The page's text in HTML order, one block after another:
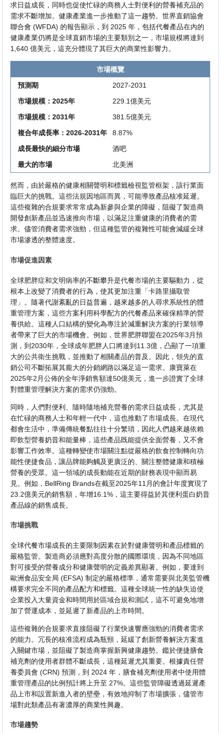
求日益成長，同時也促使忙碌的商務人士對便利的營養補充品的
需求不斷增加。健康產業進一步推動了這一趨勢。世界直銷協會
聯合會 (WFDA) 的報告顯示，到 2025 年，包括代餐產品在內的
健康產業仍將是全球直銷市場的主要類別之一，市場規模將達到
1,640 億美元，這充分體現了其巨大的商業性影響力。
市場概覽
預測期
2027-2031
市場規模：2025年
229.1億美元
市場規模：2031年
381.5億美元
複合年成長率：2026-2031年
8.87%
成長最快的細分市場
酒吧
最大的市場
北美洲
然而，由於嚴格的健康相關聲明和標籤檢視監管框架，該行業面
臨巨大的挑戰。這些法規因地區而異，可能導致產品核准延遲。
這些複雜的合規要求常常成為新參與企業的障礙，阻礙了製造商
開發創新產品並迅速推向市場，以滿足注重健康的消費者的需
求。儘管消費者需求強勁，但這種監管的複雜性可能會減緩全球
市場滲透的整體速度。
市場促進因素
全球肥胖症和文明病率的不斷攀升是代餐市場的主要驅動力，從
根本上改變了消費者的行為，使其更加注重「卡路里攝取管
理」。隨著代謝紊亂的日益普遍，越來越多的人尋求系統性的體
重管理方案，這些方案利用科學配方的代餐產品來確保精準的營
養供給。這種人口結構的變化為專注於減重解決方案的行業領導
者帶來了巨大的市場機會。例如，世界肥胖聯盟在2025年3月預
測，到2030年，全球成年肥胖人口將達到11.3億，凸顯了一項重
大的公共衛生挑戰，並推動了相關產品的普及。因此，領先的直
銷公司不斷拓展其龐大的分銷網路以滿足這一需求。康寶萊在
2025年2月公佈的全年淨銷售額達50億美元，進一步證實了全球
對體重管理解決方案的需求仍強勁。
同時，人們對便利、隨時隨地補充營養的需求日益成長，尤其是
在忙碌的商務人士和年輕一代中，這也推動了市場成長。在現代
都會生活中，準備傳統餐點往往十分繁瑣，因此人們越來越依賴
即飲型營養奶昔和能量棒，這些產品既能提供全面營養，又不會
影響工作效率。這種轉變使市場關注點從嚴格的飲食控制轉向功
能性便捷食品，讓品牌能夠觸及更廣泛的、關注整體健康和積極
營養的受眾。這一領域的成長動能在近期的財務表現中顯而易
見。例如，BellRing Brands在截至2025年11月的會計年度實現了
23.2億美元的銷售額，年增16.1%，這主要得益於其便利蛋白奶昔
產品線的銷售成長。
市場挑戰
全球代餐市場成長的主要限制因素在於對健康聲明和產品標籤的
嚴格監管。製造商必須應對高度分散的國際環境，因為不同地區
對可接受的營養成分和健康聲明的定義差異顯著。例如，要達到
歐洲食品安全局 (EFSA) 制定的嚴格標準，通常需要與北美監管機
構要求完全不同的產品配方和標籤。這種全球統一性的缺失迫使
企業投入大量資金和時間用於區域合規和測試，這不可避免地增
加了營運成本，並延遲了新產品的上市時間。
這些複雜的合規要求直接阻礙了行業快速響應強勁的消費者需求
的能力。冗長的核准流程成為瓶頸，延緩了創新營養解決方案進
入關鍵市場，並阻礙了製造商掌握新興健康趨勢。鑑於便捷膳食
補充劑的使用者群體不斷成長，這種延遲尤其重要。根據責任營
養委員會 (CRN) 預測，到 2024 年，膳食補充劑使用者中使用體
重管理產品的比例預計將上升至 27%。這些監管障礙透過延遲產
品上市和設置新進入者的壁壘，有效地抑制了市場擴張，儘管市
場對此類產品有著濃厚的商業性興趣。
市場趨勢